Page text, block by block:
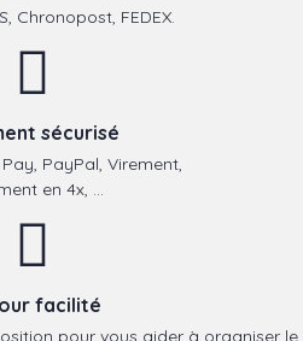
Chronopost, FEDEX.
sécurisé
PayPal, Virement,
en 4x, ...
facilité
pour vous aider à organiser le